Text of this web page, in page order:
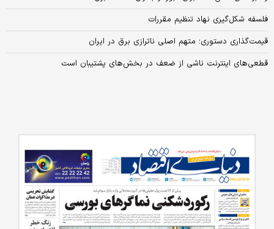
فلسفه شکل‌گیری نهاد تنظیم مقررات
قیمت‏‏‌گذاری دستوری؛ متهم اصلی ناترازی برق در ایران
قطعی‌های اینترنت ناشی از ضعف در بخش‌های پشتیبان است